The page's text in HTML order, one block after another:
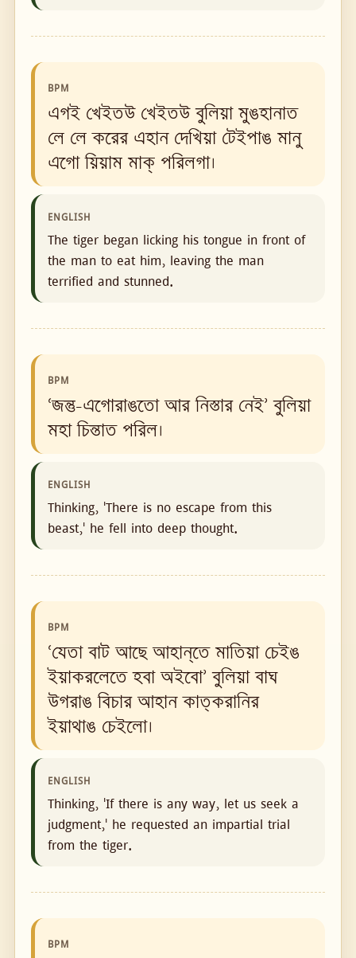
BPM
এগই খেইতউ খেইতউ বুলিয়া মুঙহানাত
লে লে করের এহান দেখিয়া টেইপাঙ মানু
এগো য়িয়াম মাক্ পরিলগা।
ENGLISH
The tiger began licking his tongue in front of
the man to eat him, leaving the man
terrified and stunned.
BPM
‘জন্তু-এগোরাঙতো আর নিস্তার নেই’ বুলিয়া
মহা চিন্তাত পরিল।
ENGLISH
Thinking, 'There is no escape from this
beast,' he fell into deep thought.
BPM
‘যেতা বাট আছে আহান্‌তে মাতিয়া চেইঙ
ইয়াকরলেতে হবা অইবো’ বুলিয়া বাঘ
উগরাঙ বিচার আহান কাত্‌করানির
ইয়াথাঙ চেইলো।
ENGLISH
Thinking, 'If there is any way, let us seek a
judgment,' he requested an impartial trial
from the tiger.
BPM